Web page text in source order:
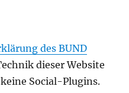
des BUND
dieser Website
Social-Plugins.